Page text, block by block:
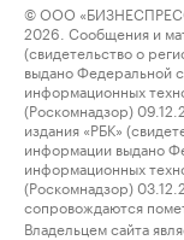
© ООО
2026. Сообщения и
(свидетельство о
выдано Федеральной
информационных
(Роскомнадзор)
издания «РБК»
информации выдано
информационных
(Роскомнадзор)
сопровождаются
Владельцем сайта